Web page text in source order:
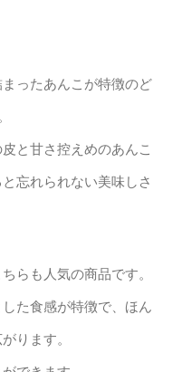
ったあんこが特徴のど
と甘さ控えめのあんこ
忘れられない美味しさ
らも人気の商品です。
た食感が特徴で、ほん
ります。